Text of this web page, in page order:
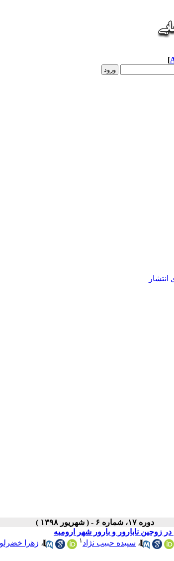
[
دوره ۱۷، شماره ۶ - ( شهریور ۱۳۹۸ )
نابارور و بارور شهر ارومیه
، سپیده حبیب نژاد ۱ ، زهرا خضرلو